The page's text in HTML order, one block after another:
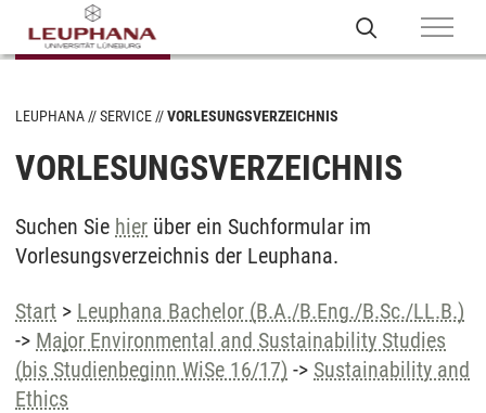
LEUPHANA SERVICE VORLESUNGSVERZEICHNIS
VORLESUNGSVERZEICHNIS
Suchen Sie hier über ein Suchformular im
Vorlesungsverzeichnis der Leuphana.
Start > Leuphana Bachelor (B.A./B.Eng./B.Sc./LL.B.)
-> Major Environmental and Sustainability Studies
(bis Studienbeginn WiSe 16/17) -> Sustainability and
Ethics